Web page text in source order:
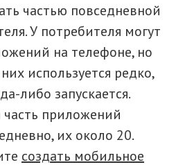
частью повседневной
У потребителя могут
на телефоне, но
используется редко,
либо запускается.
приложений
их около 20.
создать мобильное